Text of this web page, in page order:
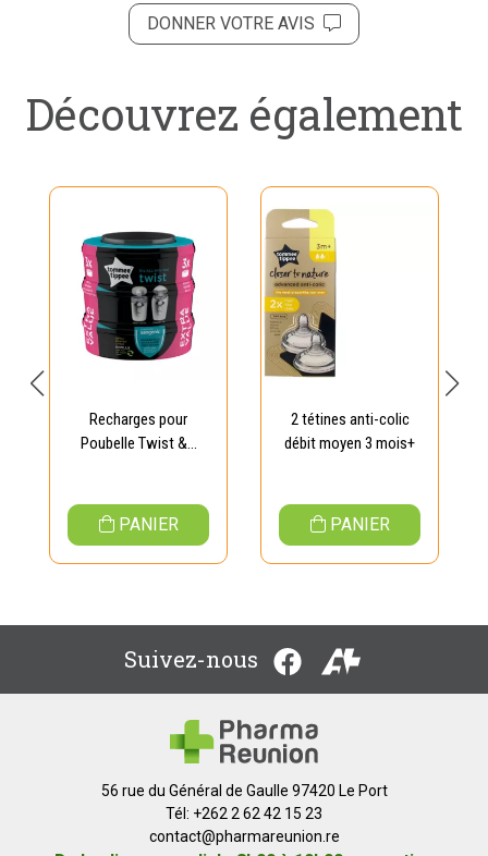
DONNER VOTRE AVIS
Découvrez également
Recharges pour
Poubelle Twist &...
PANIER
2 tétines anti-colic
débit moyen 3 mois+
PANIER
Suivez-nous
56 rue du Général de Gaulle 97420 Le Port
Tél: +262 2 62 42 15 23
contact@pharmareunion.re